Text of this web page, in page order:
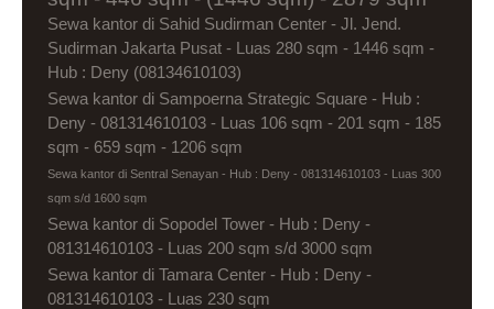
Sewa kantor di Sahid Sudirman Center - Jl. Jend.
Sudirman Jakarta Pusat - Luas 280 sqm - 1446 sqm -
Hub : Deny (08134610103)
Sewa kantor di Sampoerna Strategic Square - Hub :
Deny - 081314610103 - Luas 106 sqm - 201 sqm - 185
sqm - 659 sqm - 1206 sqm
Sewa kantor di Sentral Senayan - Hub : Deny - 081314610103 - Luas 300
sqm s/d 1600 sqm
Sewa kantor di Sopodel Tower - Hub : Deny -
081314610103 - Luas 200 sqm s/d 3000 sqm
Sewa kantor di Tamara Center - Hub : Deny -
081314610103 - Luas 230 sqm